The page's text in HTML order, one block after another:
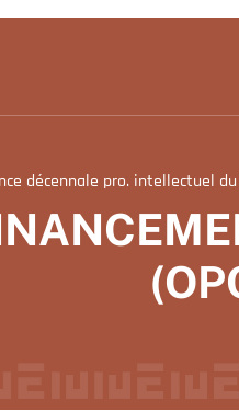
décennale pro. intellectuel